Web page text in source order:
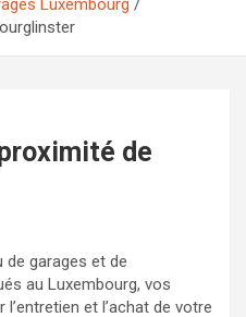
Luxembourg
de
garages et de
au Luxembourg, vos
et l’achat de votre